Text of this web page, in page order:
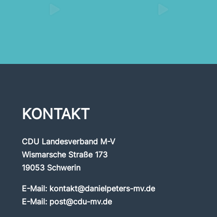
KONTAKT
CDU Landesverband M-V
Wismarsche Straße 173
19053 Schwerin
E-Mail: kontakt@danielpeters-mv.de
E-Mail: post@cdu-mv.de